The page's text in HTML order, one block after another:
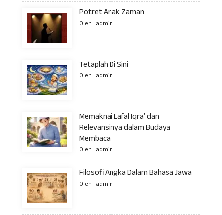
Potret Anak Zaman
Oleh : admin
Tetaplah Di Sini
Oleh : admin
Memaknai Lafal Iqra’ dan
Relevansinya dalam Budaya
Membaca
Oleh : admin
Filosofi Angka Dalam Bahasa Jawa
Oleh : admin